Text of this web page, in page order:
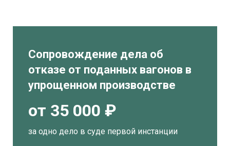
Сопровождение дела об
отказе от поданных вагонов в
упрощенном производстве
от 35 000 ₽
за одно дело в суде первой инстанции